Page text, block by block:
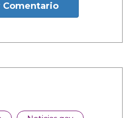
Comentario